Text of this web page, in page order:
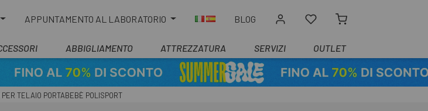
APPUNTAMENTO AL LABORATORIO BLOG
ABBIGLIAMENTO ATTREZZATURA SERVIZI OUTLET
PER TELAIO PORTABEBÈ POLISPORT